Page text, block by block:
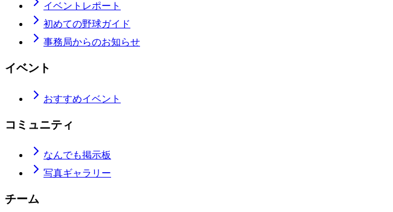
イベントレポート
初めての野球ガイド
事務局からのお知らせ
イベント
おすすめイベント
コミュニティ
なんでも掲示板
写真ギャラリー
チーム